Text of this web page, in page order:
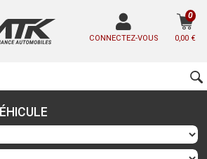
CONNECTEZ-VOUS 0,00 €
0